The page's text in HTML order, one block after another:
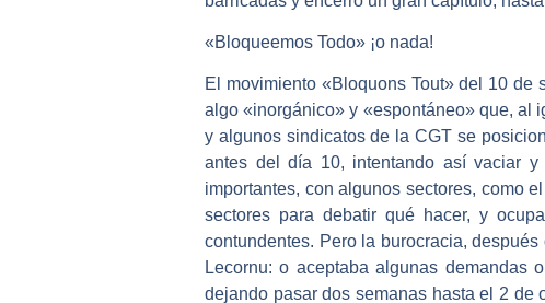
«Bloqueemos Todo» ¡o nada!
El movimiento «Bloquons Tout» del 10
algo «inorgánico» y «espontáneo» que, al
y algunos sindicatos de la CGT se
antes del día 10, intentando así vaciar
importantes, con algunos sectores, como
sectores para debatir qué hacer, y
contundentes. Pero la burocracia,
Lecornu: o aceptaba algunas
dejando pasar dos semanas hasta el 2 de